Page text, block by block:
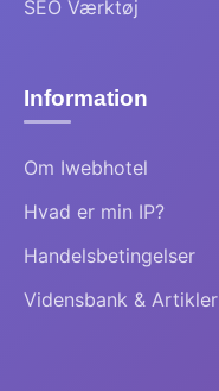
SEO Værktøj
Information
Om Iwebhotel
Hvad er min IP?
Handelsbetingelser
Vidensbank & Artikler